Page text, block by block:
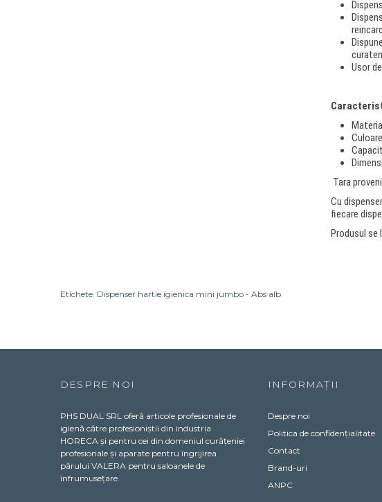
Usor
Tara
Cu
fiecare
Produsul se
Etichete: Dispenser hartie igienica mini jumbo - Abs alb
DESPRE NOI
PHS DUAL SRL oferă articole profesionale de
igienă către profesioniștii din industria
HORECA și pentru cei din domeniul curățeniei
profesionale și aparate pentru îngrijirea
părului VALERA pentru saloanele de
înfrumusețare.
INFORMAȚII
Despre noi
Politica de confidențialitate
Contact
Brand-uri
ANPC